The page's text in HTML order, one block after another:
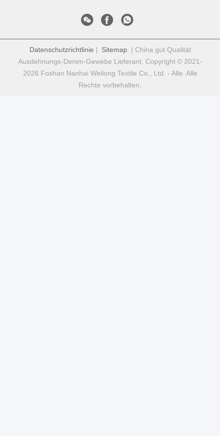
Datenschutzrichtlinie | Sitemap| China gut Qualität
Ausdehnungs-Denim-Gewebe Lieferant. Copyright © 2021-
2026 Foshan Nanhai Weilong Textile Co., Ltd. - Alle. Alle
Rechte vorbehalten.